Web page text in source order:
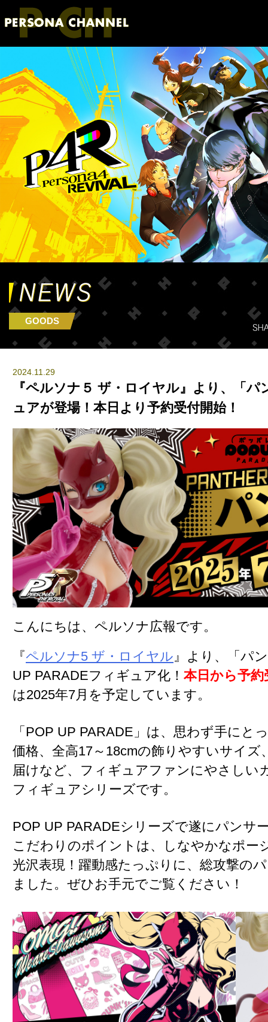
GOODS
2024.11.29
『ペルソナ５ ザ・ロイヤル』より、「パ
ュアが登場！本日より予約受付開始！
こんにちは、ペルソナ広報です。
『ペルソナ5 ザ・ロイヤル』より、「パ
UP PARADEフィギュア化！ 本日から予約
は2025年7月を予定しています。
「POP UP PARADE」は、思わず手にと
価格、全高17～18cmの飾りやすいサイズ
届けなど、フィギュアファンにやさしい
フィギュアシリーズです。
POP UP PARADEシリーズで遂にパンサ
こだわりのポイントは、しなやかなポー
光沢表現！躍動感たっぷりに、総攻撃の
ました。ぜひお手元でご覧ください！